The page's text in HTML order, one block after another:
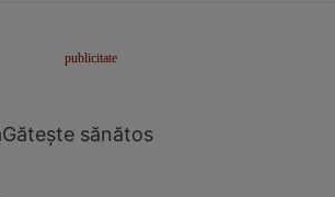
Gătește sănătos